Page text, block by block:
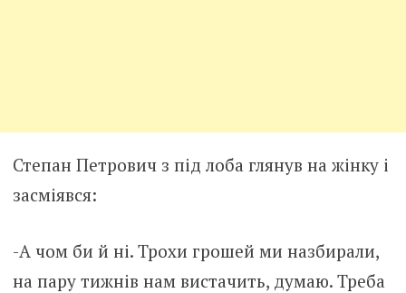
Степан Петрович з під лоба глянув на жінку і
засміявся:
-А чом би й ні. Трохи грошей ми назбирали,
на пару тижнів нам вистачить, думаю. Треба